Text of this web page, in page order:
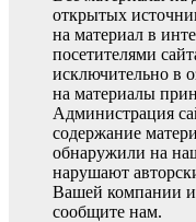
открытых
на материал в
посетителями
исключительно в
на материалы
Администрация
содержание
обнаружили на
нарушают
Вашей компании
сообщите нам.